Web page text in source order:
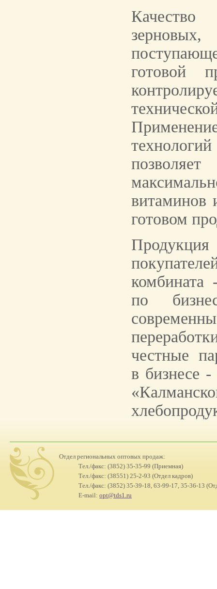
готовой
витаминов
готовом
комбината
по
честные
в бизнесе -
Отдел региональных оптовых продаж:
Тел./факс: (3852) 35-35-99 (Приемная)
Тел./факс: (38551) 25-2-93 (Отдел кадров)
Тел./факс: (3852) 35-39-18, 63-99-17, 35-36-13
E-mail: opt@tds1.ru